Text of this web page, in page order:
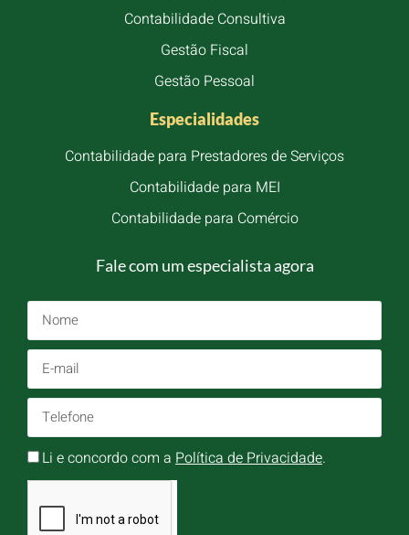
Contabilidade Consultiva
Gestão Fiscal
Gestão Pessoal
Especialidades
Contabilidade para Prestadores de Serviços
Contabilidade para MEI
Contabilidade para Comércio
Fale com um especialista agora
Li e concordo com a Política de Privacidade.